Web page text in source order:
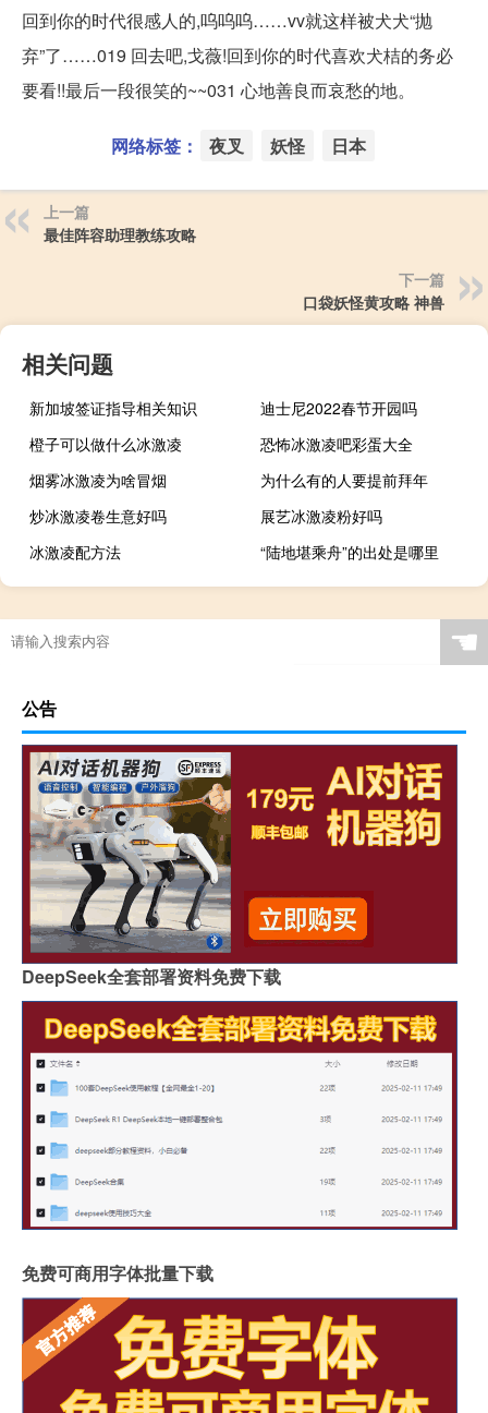
回到你的时代很感人的,呜呜呜……vv就这样被犬犬“抛
弃”了……019 回去吧,戈薇!回到你的时代喜欢犬桔的务必
要看!!最后一段很笑的~~031 心地善良而哀愁的地。
网络标签： 夜叉 妖怪 日本
上一篇
最佳阵容助理教练攻略
下一篇
口袋妖怪黄攻略 神兽
相关问题
新加坡签证指导相关知识
迪士尼2022春节开园吗
橙子可以做什么冰激凌
恐怖冰激凌吧彩蛋大全
烟雾冰激凌为啥冒烟
为什么有的人要提前拜年
炒冰激凌卷生意好吗
展艺冰激凌粉好吗
冰激凌配方法
“陆地堪乘舟”的出处是哪里
☚
公告
DeepSeek全套部署资料免费下载
免费可商用字体批量下载